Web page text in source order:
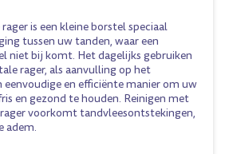
is een kleine borstel speciaal
tussen uw tanden, waar een
niet bij komt. Het dagelijks gebruiken
rager, als aanvulling op het
eenvoudige en efficiënte manier om uw
en gezond te houden. Reinigen met
voorkomt tandvleesontstekingen,
adem.